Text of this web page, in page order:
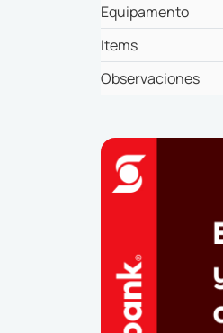
Equipamento
Items
Observaciones